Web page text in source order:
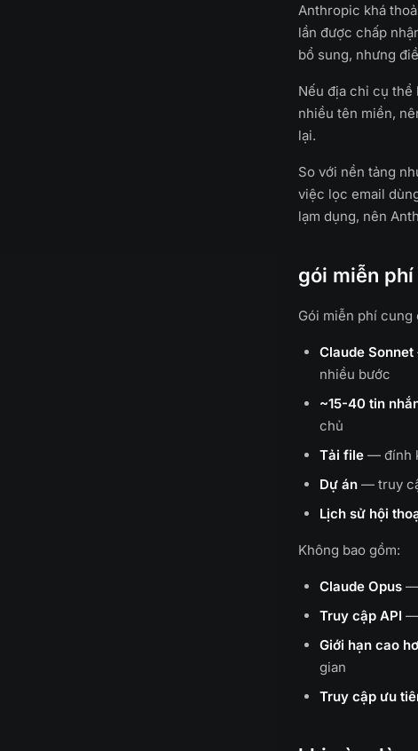
Anthropic khá
lần được chấp
bổ sung, nhưng
Nếu địa chỉ cụ
nhiều tên miền,
lại.
So với nền tảng
việc lọc email
lạm dụng, nên
gói miễn
Gói miễn phí cung
Claude Sonnet
nhiều bước
~15-40 tin
chủ
Tải file — đính
Dự án — truy
Lịch sử hội
Không bao gồm:
Claude Opus —
Truy cập API —
Giới hạn cao
gian
Truy cập ưu